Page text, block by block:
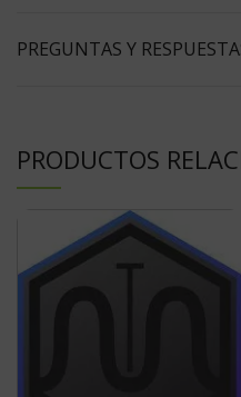
PREGUNTAS Y
PRODUCTOS